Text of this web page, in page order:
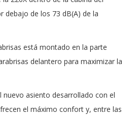
debajo de los 73 dB(A) de la
está montado en la parte
delantero para maximizar la
nuevo asiento desarrollado con el
el máximo confort y, entre las